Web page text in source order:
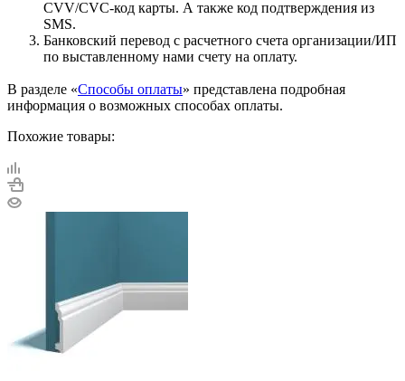
CVV/CVC-код карты. А также код подтверждения из
SMS.
Банковский перевод с расчетного счета организации/ИП
по выставленному нами счету на оплату.
В разделе «Способы оплаты» представлена подробная
информация о возможных способах оплаты.
Похожие товары: